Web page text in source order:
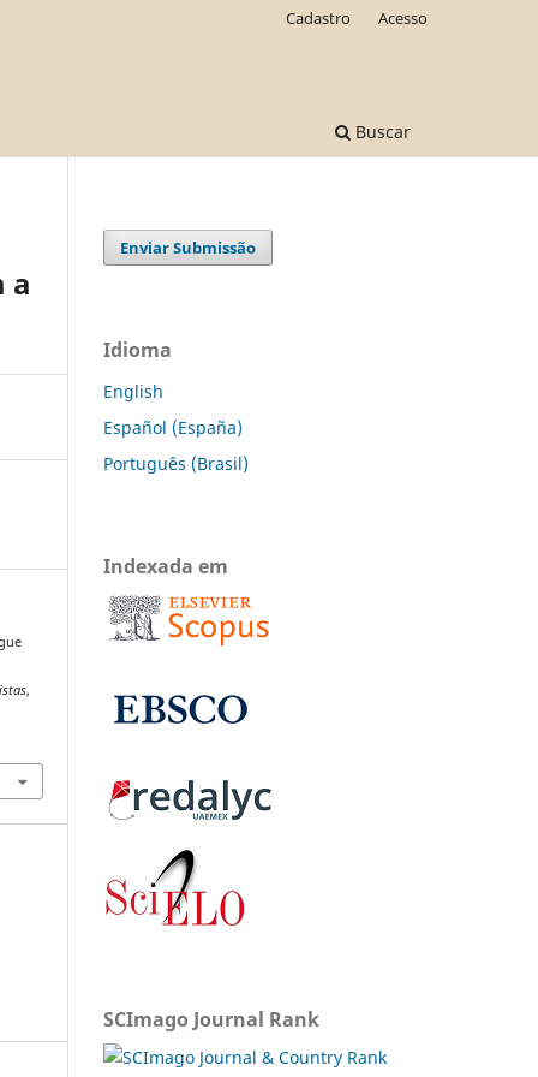
Buscar
Cadastro Acesso
a
,
Enviar Submissão
Idioma
English
Español (España)
Português (Brasil)
Indexada em
SCImago Journal Rank